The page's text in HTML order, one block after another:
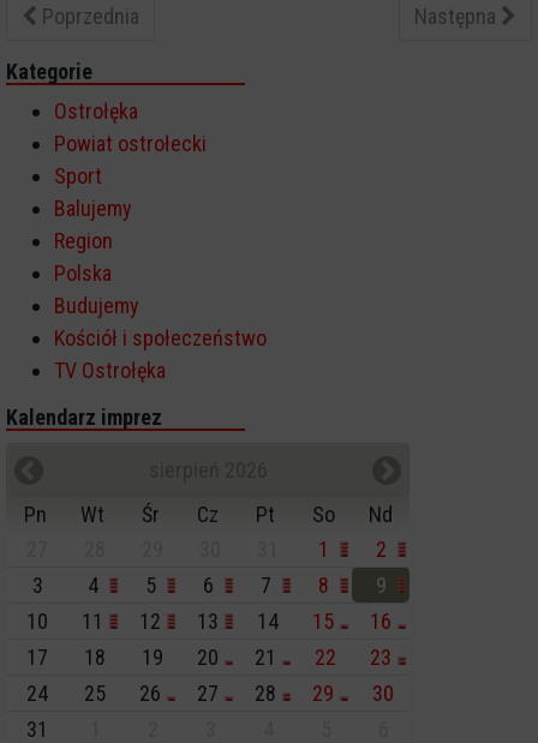
Poprzednia Następna
Kategorie
Ostrołęka
Powiat ostrołecki
Sport
Balujemy
Region
Polska
Budujemy
Kościół i społeczeństwo
TV Ostrołęka
Kalendarz imprez
Pn
Wt Śr Cz Pt So
Nd
1
2
3
4 5 6 7 8
9
10
11 12 13 14 15
16
17
18 19 20 21 22
23
24
25 26 27 28 29
30
31